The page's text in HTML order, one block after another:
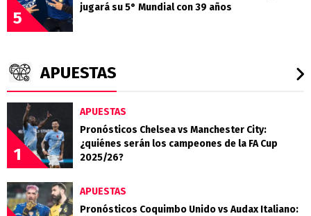
5
jugará su 5° Mundial con 39 años
APUESTAS
1
APUESTAS
Pronósticos Chelsea vs Manchester City:
¿quiénes serán los campeones de la FA Cup
2025/26?
APUESTAS
Pronósticos Coquimbo Unido vs Audax Italiano: